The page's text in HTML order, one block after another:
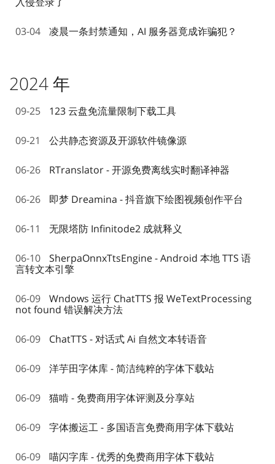
03-04 凌晨一条封禁通知，AI 服务器竟成诈骗犯？
2024 年
09-25 123 云盘免流量限制下载工具
09-21 公共静态资源及开源软件镜像源
06-26 RTranslator - 开源免费离线实时翻译神器
06-26 即梦 Dreamina - 抖音旗下绘图视频创作平台
06-11 无限塔防 Infinitode2 成就释义
06-10
SherpaOnnxTtsEngine - Android 本地 TTS 语
言转文本引擎
06-09
Wndows 运行 ChatTTS 报 WeTextProcessing
not found 错误解决方法
06-09 ChatTTS - 对话式 Ai 自然文本转语音
06-09 洋芋田字体库 - 简洁纯粹的字体下载站
06-09 猫啃 - 免费商用字体评测及分享站
06-09 字体搬运工 - 多国语言免费商用字体下载站
06-09 喵闪字库 - 优秀的免费商用字体下载站